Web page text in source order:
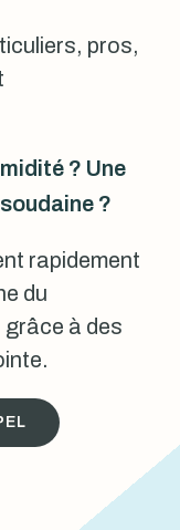
pros,
? Une
?
rapidement
du
à des